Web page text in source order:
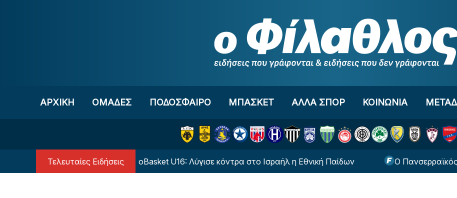
ΑΡΧΙΚΗ OΜΑΔΕΣ ΠΟΔΟΣΦΑΙΡΟ ΜΠΑΣΚΕΤ ΑΛΛΑ ΣΠΟΡ ΚΟΙΝΩΝΙΑ
Τελευταίες Ειδήσεις
EuroBasket U16: Λύγισε κόντρα στο Ισραήλ η Εθνική Παίδων Ο Πανσερραϊκός